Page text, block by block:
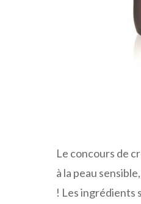
Le concours de
à la peau
! Les ingrédients